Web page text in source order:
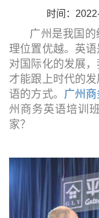
时间：
广州是我国
理位置优越。英
对国际化的发展
才能跟上时代的
语的方式。 广州商
州商务英语培训
家？